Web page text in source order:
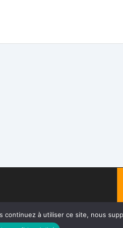
à utiliser ce site, nous